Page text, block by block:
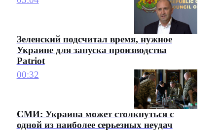
Зеленский подсчитал время, нужное
Украине для запуска производства
Patriot
00:32
СМИ: Украина может столкнуться с
одной из наиболее серьезных неудач